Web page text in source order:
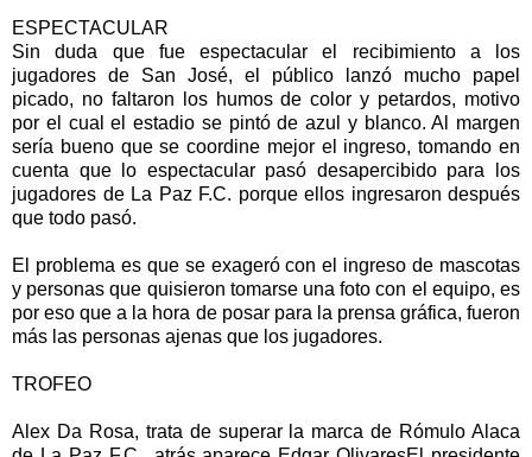
ESPECTACULAR
Sin duda que fue espectacular el recibimiento a los
jugadores de San José, el público lanzó mucho papel
picado, no faltaron los humos de color y petardos, motivo
por el cual el estadio se pintó de azul y blanco. Al margen
sería bueno que se coordine mejor el ingreso, tomando en
cuenta que lo espectacular pasó desapercibido para los
jugadores de La Paz F.C. porque ellos ingresaron después
que todo pasó.
El problema es que se exageró con el ingreso de mascotas
y personas que quisieron tomarse una foto con el equipo, es
por eso que a la hora de posar para la prensa gráfica, fueron
más las personas ajenas que los jugadores.
TROFEO
Alex Da Rosa, trata de superar la marca de Rómulo Alaca